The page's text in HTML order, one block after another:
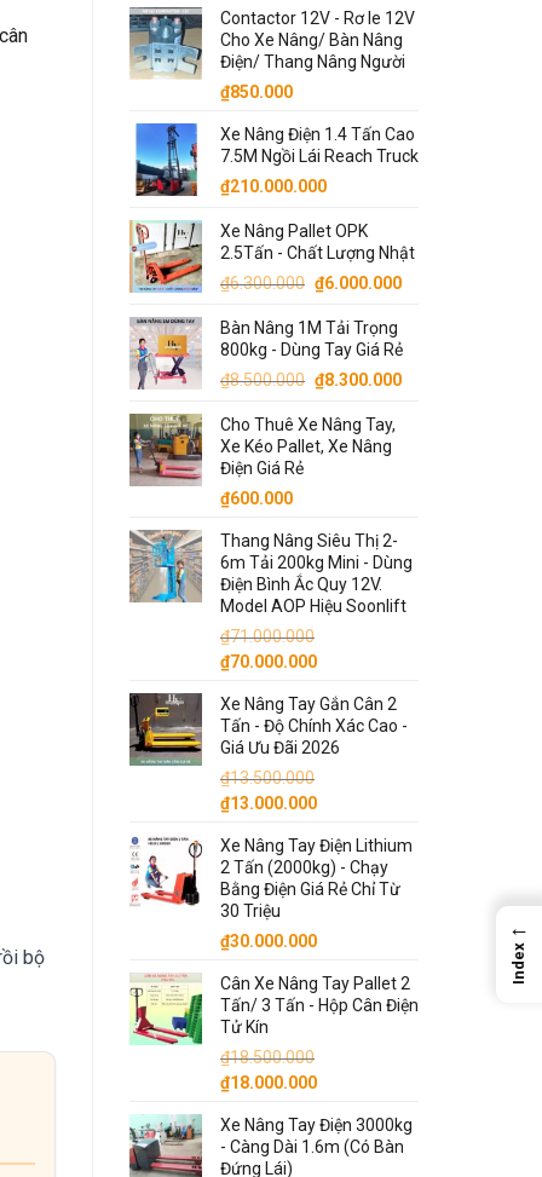
bộ
5 sao
là:
₫6.300.000.
tại
là:
₫6.000.000.
Contactor 12V - Rơ le 12V
Cho Xe Nâng/ Bàn Nâng
Điện/ Thang Nâng Người
₫850.000
Xe Nâng Điện 1.4 Tấn Cao
7.5M Ngồi Lái Reach Truck
₫210.000.000
Xe Nâng Pallet OPK
2.5Tấn - Chất Lượng Nhật
₫6.300.000 Giá
là:
₫6.300.000.
₫6.000.000Giá
là:
₫6.000.000.
Bàn Nâng 1M Tải Trọng
800kg - Dùng Tay Giá Rẻ
₫8.500.000 Giá
là:
₫8.500.000.
₫8.300.000Giá
Cho Thuê Xe Nâng Tay,
Xe Kéo Pallet, Xe Nâng
Điện Giá Rẻ
₫600.000
Thang Nâng Siêu Thị 2-
6m Tải 200kg Mini - Dùng
Điện Bình Ắc Quy 12V.
Model AOP Hiệu Soonlift
₫71.000.000
Giá
là:
₫71.000.000.
₫70.000.000Giá
tại
là:
₫70.000.000.
Xe Nâng Tay Gắn Cân 2
Tấn - Độ Chính Xác Cao -
Giá Ưu Đãi 2026
₫13.500.000
Giá
là:
₫13.500.000.
₫13.000.000Giá
tại
là:
₫13.000.000.
Xe Nâng Tay Điện Lithium
2 Tấn (2000kg) - Chạy
Bằng Điện Giá Rẻ Chỉ Từ
30 Triệu
₫30.000.000
Cân Xe Nâng Tay Pallet 2
Tấn/ 3 Tấn - Hộp Cân Điện
Tử Kín
₫18.500.000
Giá
là:
₫18.500.000.
₫18.000.000Giá
tại
là:
Xe Nâng Tay Điện 3000kg
- Càng Dài 1.6m (Có Bàn
Đứng Lái)
←
Index